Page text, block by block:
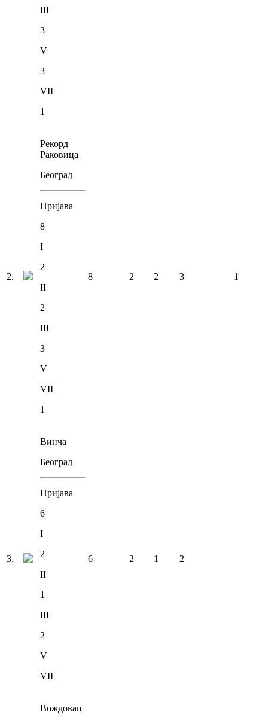
III
3
V
3
VII
1
2.
Рекорд
Раковица
Београд
Пријава
8
I
2
II
2
III
3
V
VII
1
8 2 2 3 1
3.
Винча
Београд
Пријава
6
I
2
II
1
III
2
V
VII
6 2 1 2
Вождовац